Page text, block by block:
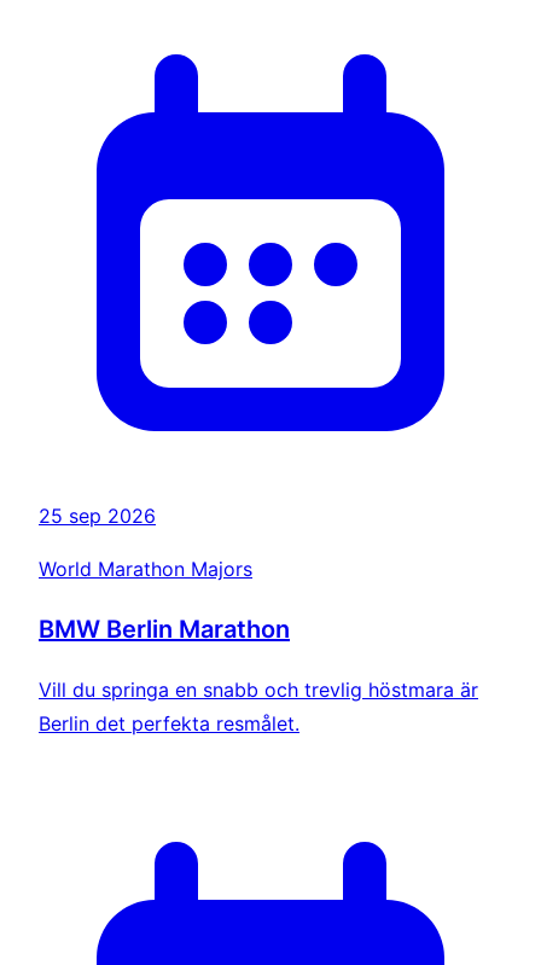
25 sep 2026
World Marathon Majors
BMW Berlin Marathon
Vill du springa en snabb och trevlig höstmara är
Berlin det perfekta resmålet.